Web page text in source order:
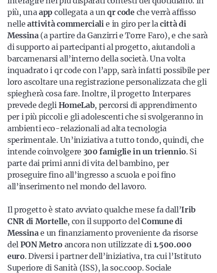
più, unaapp collegata a unqr codeche verrà affisso
nelleattività commercialie in giro per lacittà di
Messina(a partire da Ganzirri e Torre Faro), e che sarà
di supporto ai partecipanti al progetto, aiutandoli a
barcamenarsi all’interno della società. Una volta
inquadrato i qr code con l’app, sarà infatti possibile per
loro ascoltare una registrazione personalizzata che gli
spiegherà cosa fare. Inoltre, il progetto Interpares
prevede degli HomeLab, percorsi di apprendimento
per i più piccoli e gli adolescenti che si svolgeranno in
ambienti eco-relazionali ad alta tecnologia
sperimentale. Un’iniziativa a tutto tondo, quindi, che
intende coinvolgere 300 famiglie in un triennio. Si
parte dai primi anni di vita del bambino, per
proseguire fino all’ingresso a scuola e poi fino
all’inserimento nel mondo del lavoro.
Il progetto è stato avviato qualche mese fa dall’Irib
CNR di Mortelle, con il supporto delComune di
Messinae un finanziamento proveniente da risorse
del PON Metroancora non utilizzate di 1.500.000
euro. Diversi i partner dell’iniziativa, tra cui l’Istituto
Superiore di Sanità (ISS), la soc.coop. Sociale